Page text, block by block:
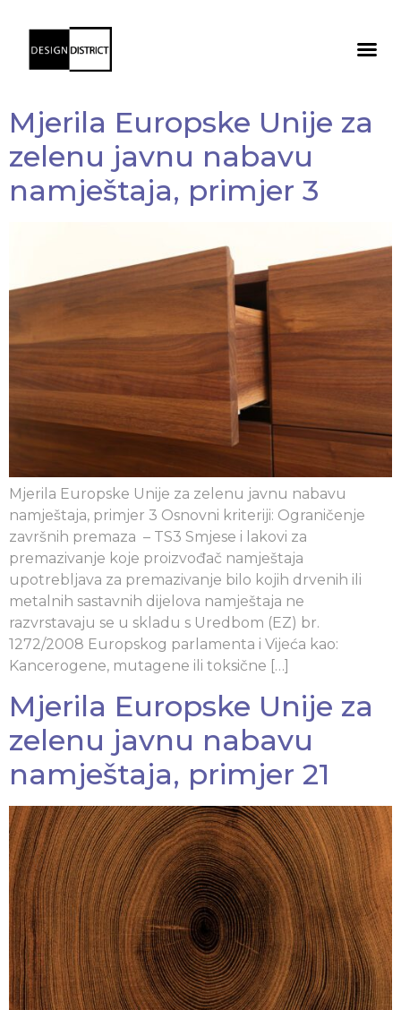
Mjerila Europske Unije za
zelenu javnu nabavu
namještaja, primjer 3
Mjerila Europske Unije za zelenu javnu nabavu
namještaja, primjer 3 Osnovni kriteriji: Ograničenje
završnih premaza – TS3 Smjese i lakovi za
premazivanje koje proizvođač namještaja
upotrebljava za premazivanje bilo kojih drvenih ili
metalnih sastavnih dijelova namještaja ne
razvrstavaju se u skladu s Uredbom (EZ) br.
1272/2008 Europskog parlamenta i Vijeća kao:
Kancerogene, mutagene ili toksične […]
Mjerila Europske Unije za
zelenu javnu nabavu
namještaja, primjer 21